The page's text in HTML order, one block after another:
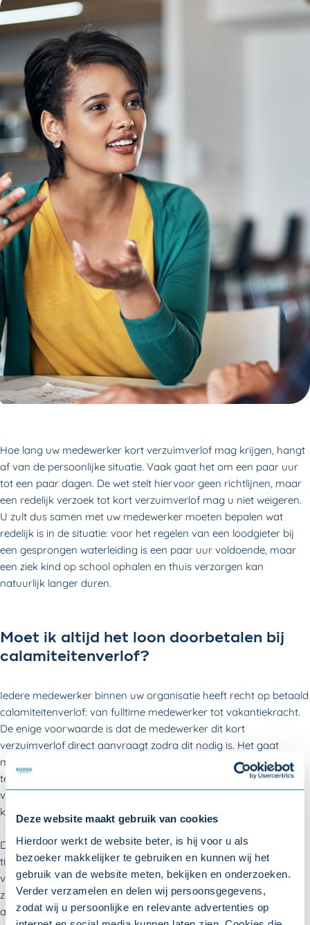
Deze website maakt gebruik van cookies
Hierdoor werkt de website beter, is hij voor u als
bezoeker makkelijker te gebruiken en kunnen wij het
gebruik van de website meten, bekijken en onderzoeken.
Verder verzamelen en delen wij persoonsgegevens,
zodat wij u persoonlijke en relevante advertenties op
Hoe lang uw medewerker kort verzuimverlof mag krijgen, hangt
af van de persoonlijke situatie. Vaak gaat het om een paar uur
tot een paar dagen. De wet stelt hiervoor geen richtlijnen, maar
een redelijk verzoek tot kort verzuimverlof mag u niet weigeren.
U zult dus samen met uw medewerker moeten bepalen wat
redelijk is in de situatie: voor het regelen van een loodgieter bij
een gesprongen waterleiding is een paar uur voldoende, maar
een ziek kind op school ophalen en thuis verzorgen kan
natuurlijk langer duren.
Moet ik altijd het loon doorbetalen bij
calamiteitenverlof?
Iedere medewerker binnen uw organisatie heeft recht op betaald
calamiteitenverlof: van fulltime medewerker tot vakantiekracht.
De enige voorwaarde is dat de medewerker dit kort
verzuimverlof direct aanvraagt zodra dit nodig is. Het gaat
meestal om onverwachte situaties, dus het kan niet ver van
tevoren worden aangevraagd. Het kan ook gebeuren dat het
verlof wat langer duurt, bijvoorbeeld wanneer de partner of het
kind onvoorzien alsnog met spoed naar het ziekenhuis moet.
De werkgever moet volgens de wet het salaris doorbetalen
tijdens dit verlof. Deze kosten worden niet gedekt door een
verzuimverzekering. Dit komt doordat het niet wordt gezien als
ziekte (de medewerker zelf is niet ziek), maar als verlof. Voor
anderkort verzuimkunt u zich wel verzekeren. Verzuim kan u